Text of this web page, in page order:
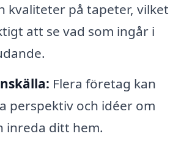
kvaliteter på tapeter, vilket
att se vad som ingår i
Flera företag kan
perspektiv och idéer om
inreda ditt hem.